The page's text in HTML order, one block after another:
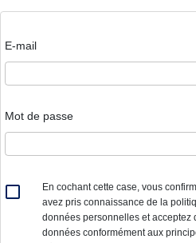
E-mail
Mot de passe
En cochant cette case, vous
avez pris connaissance de la
données personnelles et acceptez
données conformément aux